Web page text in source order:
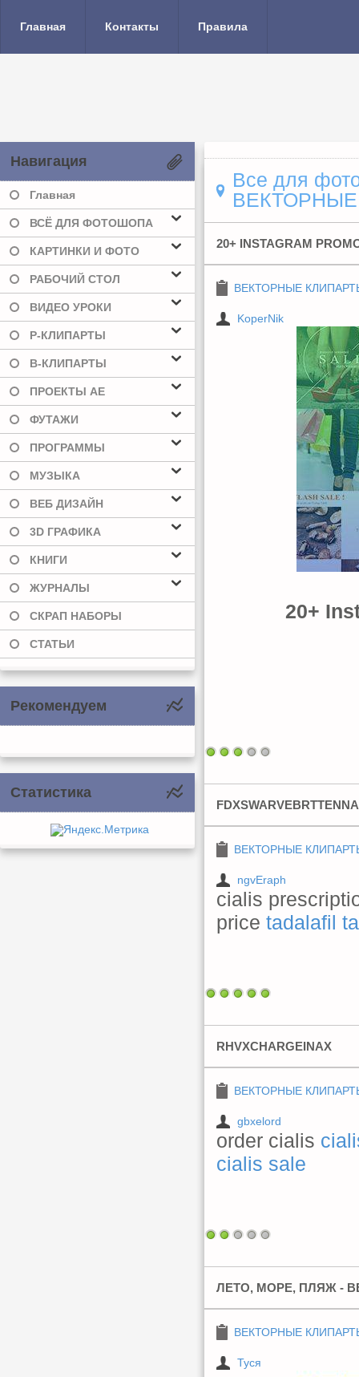
Главная Контакты Правила
Навигация
Главная
ВСЁ ДЛЯ ФОТОШОПА
КАРТИНКИ И ФОТО
РАБОЧИЙ СТОЛ
ВИДЕО УРОКИ
Р-КЛИПАРТЫ
В-КЛИПАРТЫ
ПРОЕКТЫ AE
ФУТАЖИ
ПРОГРАММЫ
МУЗЫКА
ВЕБ ДИЗАЙН
3D ГРАФИКА
КНИГИ
ЖУРНАЛЫ
СКРАП НАБОРЫ
СТАТЬИ
Рекомендуем
Статистика
Все для
20+ INSTAGRAM
ВЕКТОРНЫЕ
KoperNik
20+
ВЕКТОРНЫЕ
ngvEraph
cialis
price tadalafil
RHVXCHARGEINAX
ВЕКТОРНЫЕ
gbxelord
order cialis
cialis sale
ЛЕТО, МОРЕ, ПЛЯЖ -
ВЕКТОРНЫЕ
Туся